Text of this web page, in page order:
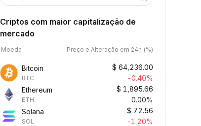
Criptos com maior capitalização de
mercado
Moeda Preço e Alteração em 24h (%)
Bitcoin
BTC
$ 64,236.00
-0.40%
Ethereum
ETH
$ 1,895.66
0.00%
Solana
SOL
$ 72.56
-1.20%